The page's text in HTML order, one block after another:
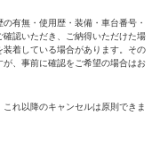
有無・使用歴・装備・車台番号・
認いただき、ご納得いただけた場
着している場合があります。その
、事前に確認をご希望の場合はお
れ以降のキャンセルは原則できま